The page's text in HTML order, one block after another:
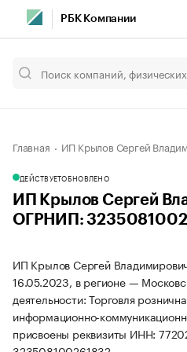
РБК Компании
Главная ИП Крылов Сергей
ДЕЙСТВУЕТОБНОВЛЕНО
ИП Крылов Сергей
ОГРНИП:
ИП Крылов Сергей
16.05.2023, в регионе —
деятельности: Торговля
информационно-
присвоены реквизиты ИНН: